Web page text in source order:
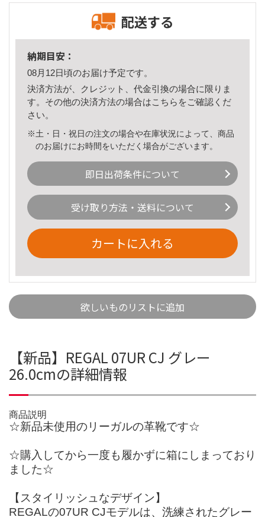
配送する
納期目安：
08月12日頃のお届け予定です。
決済方法が、クレジット、代金引換の場合に限りま
す。その他の決済方法の場合はこちら をご確認くだ
さい。
※土・日・祝日の注文の場合や在庫状況によって、商品
のお届けにお時間をいただく場合がございます。
即日出荷条件について
受け取り方法・送料について
カートに入れる
欲しいものリストに追加
【新品】REGAL 07UR CJ グレー
26.0cmの詳細情報
商品説明
☆新品未使用のリーガルの革靴です☆
☆購入してから一度も履かずに箱にしまっており
ました☆
【スタイリッシュなデザイン】
REGALの07UR CJモデルは、洗練されたグレー